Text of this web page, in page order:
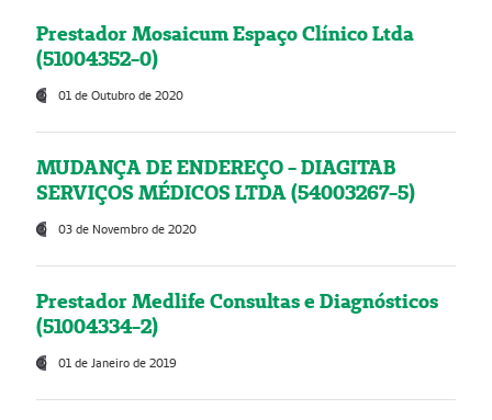
Prestador Mosaicum Espaço Clínico Ltda
(51004352-0)
01 de Outubro de 2020
MUDANÇA DE ENDEREÇO - DIAGITAB
SERVIÇOS MÉDICOS LTDA (54003267-5)
03 de Novembro de 2020
Prestador Medlife Consultas e Diagnósticos
(51004334-2)
01 de Janeiro de 2019